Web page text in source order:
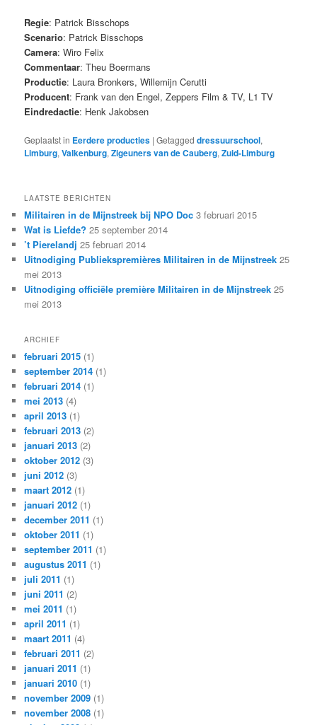
Regie: Patrick Bisschops
Scenario: Patrick Bisschops
Camera: Wiro Felix
Commentaar: Theu Boermans
Productie: Laura Bronkers, Willemijn Cerutti
Producent: Frank van den Engel, Zeppers Film & TV, L1 TV
Eindredactie: Henk Jakobsen
Geplaatst in Eerdere producties |Getagged dressuurschool,
Limburg,Valkenburg,Zigeuners van de Cauberg,Zuid-Limburg
LAATSTE BERICHTEN
Militairen in de Mijnstreek bij NPO Doc 3 februari 2015
Wat is Liefde? 25 september 2014
’t Pierelandj 25 februari 2014
Uitnodiging Publiekspremières Militairen in de Mijnstreek 25
mei 2013
Uitnodiging officiële première Militairen in de Mijnstreek 25
mei 2013
ARCHIEF
februari 2015 (1)
september 2014 (1)
februari 2014 (1)
mei 2013 (4)
april 2013 (1)
februari 2013 (2)
januari 2013 (2)
oktober 2012 (3)
juni 2012 (3)
maart 2012 (1)
januari 2012 (1)
december 2011 (1)
oktober 2011 (1)
september 2011 (1)
augustus 2011 (1)
juli 2011 (1)
juni 2011 (2)
mei 2011 (1)
april 2011 (1)
maart 2011 (4)
februari 2011 (2)
januari 2011 (1)
januari 2010 (1)
november 2009 (1)
november 2008 (1)